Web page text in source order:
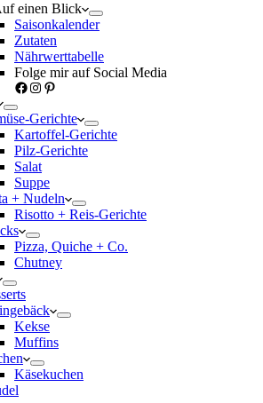
einen Blick
Saisonkalender
Zutaten
Nährwerttabelle
Folge mir auf Social Media
Facebook
Instagram
Pinterest
Gerichte
Kartoffel-Gerichte
Pilz-Gerichte
Salat
Suppe
+ Nudeln
Risotto + Reis-Gerichte
Pizza, Quiche + Co.
Chutney
Kekse
Muffins
Käsekuchen